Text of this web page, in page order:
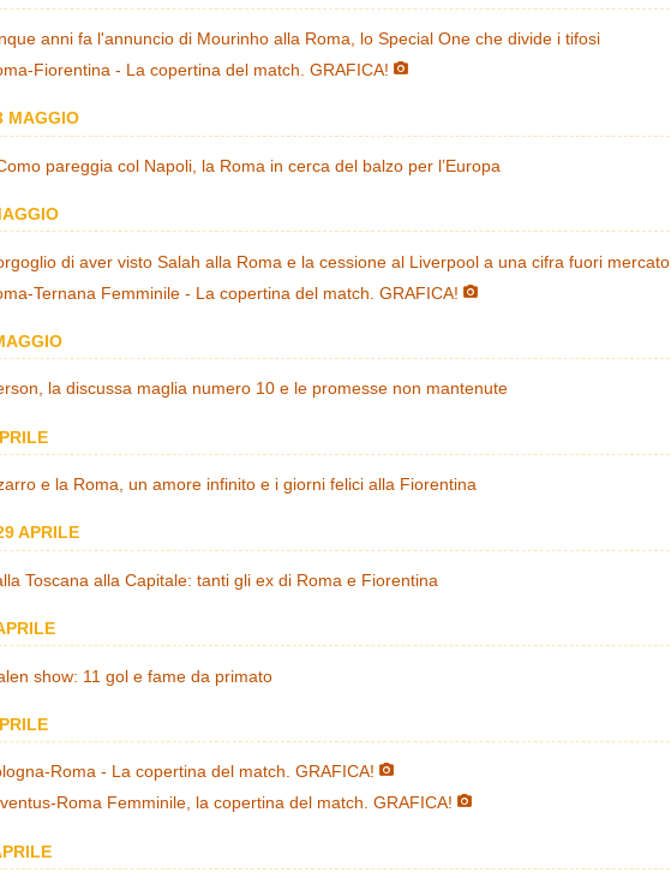
anni fa l'annuncio di Mourinho alla Roma, lo Special One che divide i tifosi
Fiorentina - La copertina del match. GRAFICA!
MAGGIO
pareggia col Napoli, la Roma in cerca del balzo per l’Europa
di aver visto Salah alla Roma e la cessione al Liverpool a una cifra fuori mercato
Ternana Femminile - La copertina del match. GRAFICA!
la discussa maglia numero 10 e le promesse non mantenute
e la Roma, un amore infinito e i giorni felici alla Fiorentina
APRILE
Toscana alla Capitale: tanti gli ex di Roma e Fiorentina
show: 11 gol e fame da primato
Roma - La copertina del match. GRAFICA!
Roma Femminile, la copertina del match. GRAFICA!